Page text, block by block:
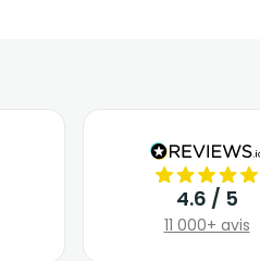
4.6 / 5
11 000+ avis